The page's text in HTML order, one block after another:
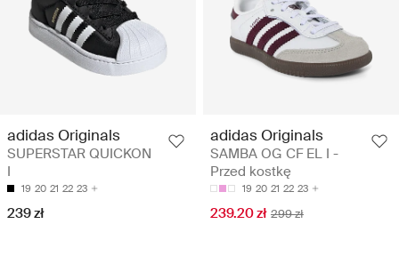
adidas Originals
SUPERSTAR QUICKON
I
19 20 21 22 23
239 zł
adidas Originals
SAMBA OG CF EL I -
Przed kostkę
19 20 21 22 23
239.20 zł 299 zł